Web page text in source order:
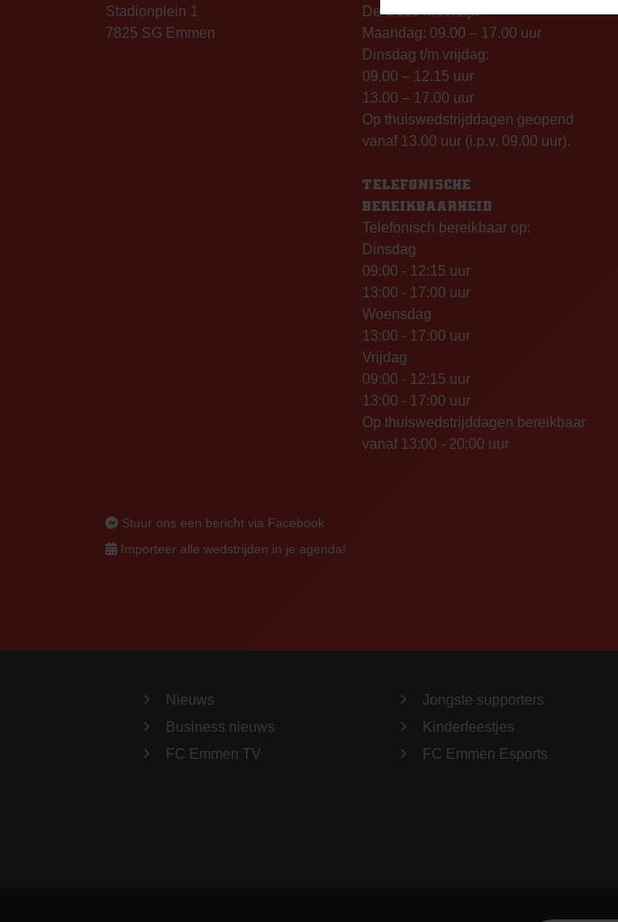
Stadionplein 1
7825 SG Emmen
De Oude Meerdijk
Maandag: 09.00 – 17.00 uur
Dinsdag t/m vrijdag:
09.00 – 12.15 uur
13.00 – 17.00 uur
Op thuiswedstrijddagen geopend
vanaf 13.00 uur (i.p.v. 09.00 uur).
TELEFONISCHE
BEREIKBAARHEID
Telefonisch bereikbaar op:
Dinsdag
09:00 - 12:15 uur
13:00 - 17:00 uur
Woensdag
13:00 - 17:00 uur
Vrijdag
09:00 - 12:15 uur
13:00 - 17:00 uur
Op thuiswedstrijddagen bereikbaar
vanaf 13:00 - 20:00 uur
Stuur ons een bericht via Facebook
Importeer alle wedstrijden in je agenda!
Nieuws
Business nieuws
FC Emmen TV
Jongste supporters
Kinderfeestjes
FC Emmen Esports